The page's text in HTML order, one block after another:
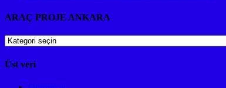
ARAÇ PROJE ANKARA
ARAÇ
ANKARA
Üst veri